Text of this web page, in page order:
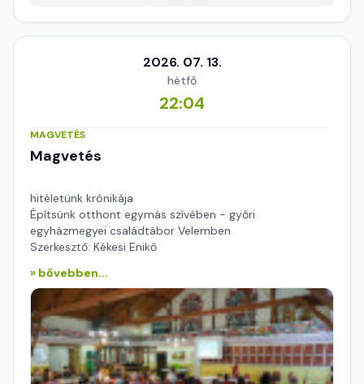
2026. 07. 13.
hétfő
22:04
MAGVETÉS
Magvetés
hitéletünk krónikája
Építsünk otthont egymás szívében - győri
egyházmegyei családtábor Velemben
Szerkesztő: Kékesi Enikő
» bővebben...